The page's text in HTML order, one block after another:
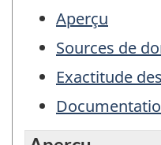
Aperçu
Sources de
Exactitude